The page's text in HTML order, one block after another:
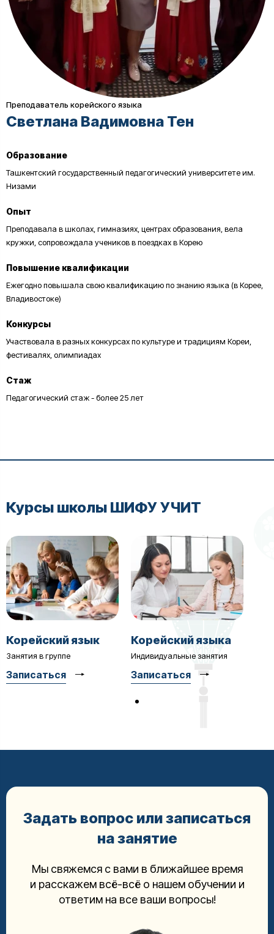
Преподаватель корейского языка
Светлана Вадимовна Тен
Образование
Ташкентский государственный педагогический университете им.
Низами
Опыт
Преподавала в школах, гимназиях, центрах образования, вела
кружки, сопровождала учеников в поездках в Корею
Повышение квалификации
Ежегодно повышала свою квалификацию по знанию языка (в Корее,
Владивостоке)
Конкурсы
Участвовала в разных конкурсах по культуре и традициям Кореи,
фестивалях, олимпиадах
Стаж
Педагогический стаж - более 25 лет
Курсы школы ШИФУ УЧИТ
Корейский язык
Занятия в группе
Записаться
Корейский языка
Индивидуальные занятия
Записаться
Задать вопрос или записаться
на занятие
Мы свяжемся с вами в ближайшее время
и расскажем всё-всё о нашем обучении и
ответим на все ваши вопросы!